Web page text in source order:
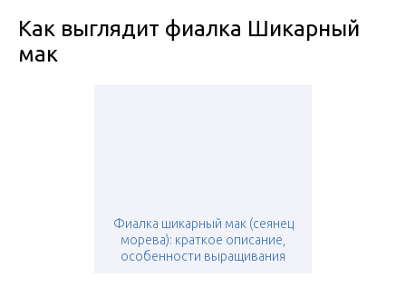
Как выглядит фиалка Шикарный
мак
Фиалка шикарный мак (сеянец
морева): краткое описание,
особенности выращивания